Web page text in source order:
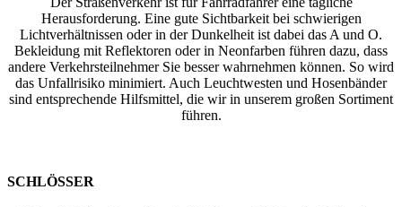
Herausforderung. Eine gute Sichtbarkeit bei schwierigen
Lichtverhältnissen oder in der Dunkelheit ist dabei das A und O.
Bekleidung mit Reflektoren oder in Neonfarben führen dazu, dass
andere Verkehrsteilnehmer Sie besser wahrnehmen können. So wird
das Unfallrisiko minimiert. Auch Leuchtwesten und Hosenbänder
sind entsprechende Hilfsmittel, die wir in unserem großen Sortiment
führen.
SCHLÖSSER